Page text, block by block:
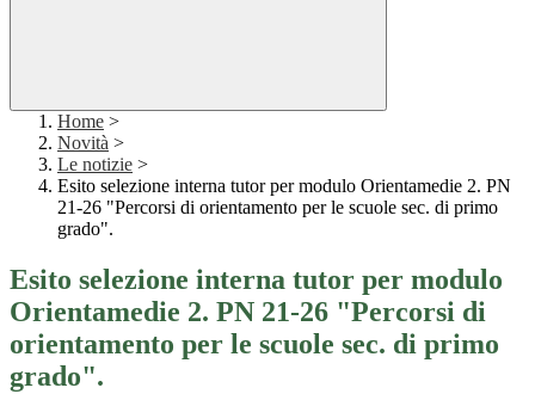
Home >
Novità >
Le notizie >
Esito selezione interna tutor per modulo Orientamedie 2. PN
21-26 "Percorsi di orientamento per le scuole sec. di primo
grado".
Esito selezione interna tutor per modulo
Orientamedie 2. PN 21-26 "Percorsi di
orientamento per le scuole sec. di primo
grado".